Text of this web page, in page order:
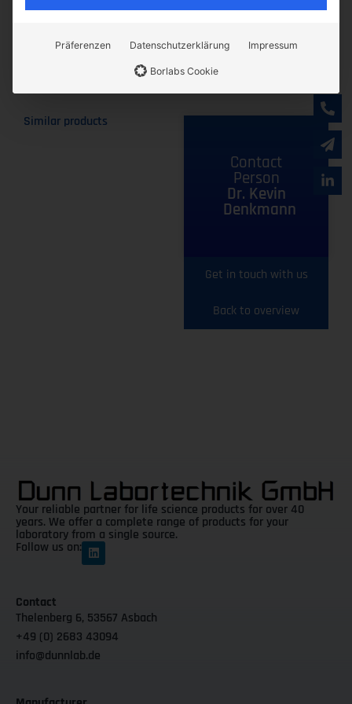
Learn more
Contact
Person
Dr. Kevin
Denkmann
Get in touch with us
Back to overview
Similar products
Your reliable partner for life science products for over 40
years. We offer a complete range of products for your
laboratory from a single source.
Follow us on:
Contact
Thelenberg 6, 53567 Asbach
+49 (0) 2683 43094
info@dunnlab.de
Präferenzen Datenschutzerklärung Impressum
Borlabs Cookie